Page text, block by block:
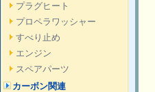
プラグヒート
プロペラワッシャー
すべり止め
エンジン
スペアパーツ
カーボン関連